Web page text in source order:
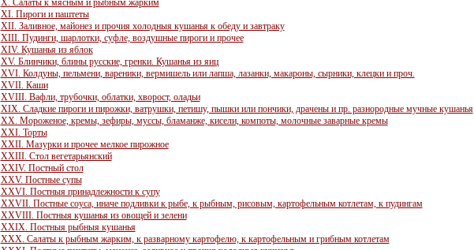
X. Салаты к мясным и рыбным жарким
ХI. Пироги и паштеты
XII. Заливное, майонез и прочия холодныя кушанья к обеду и завтраку
XIII. Пудинги, шарлотки, суфле, воздушные пироги и прочее
XIV. Кушанья из яблок
XV. Блинчики, блины русские, гренки. Кушанья из яиц
XVI. Колдуны, пельмени, вареники, вермишель или лапша, лазанки, макароны, сырники, клецки и проч.
XVII. Каши
XVIII. Вафли, трубочки, облатки, хворост, оладьи
XIX. Сладкие пироги и пирожки, ватрушки, петишу, пышки или пончики, драчены и пр. разнородные мучные кушанья
XX. Мороженое, кремы, зефиры, муссы, бламанже, кисели, компоты, молочные заварные кремы
XXI. Торты
XXII. Мазурки и прочее мелкое пирожное
XXIII. Стол вегетарьянский
XXIV. Постный стол
XXV. Постные супы
XXVI. Постныя принадлежности к супу
XXVII. Постные соуса, иначе подливки к рыбе, к рыбным, рисовым, картофельным котлетам, к пудингам
XXVIII. Постныя кушанья из овощей и зелени
XXIX. Постныя рыбныя кушанья
ХХХ. Салаты к рыбным жарким, к разварному картофелю, к картофельным и грибным котлетам